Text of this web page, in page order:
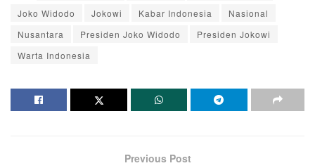
Joko Widodo
Jokowi Kabar Indonesia
Nasional
Nusantara
Presiden Joko Widodo
Presiden Jokowi
Warta Indonesia
Previous Post